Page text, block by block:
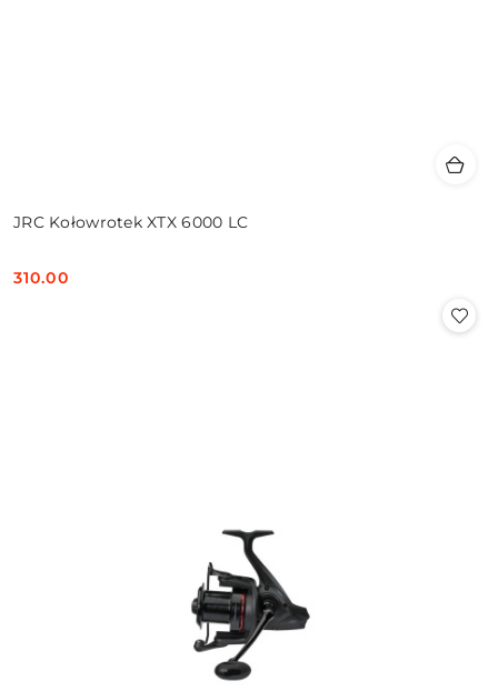
JRC Kołowrotek XTX 6000 LC
Cena:
310.00